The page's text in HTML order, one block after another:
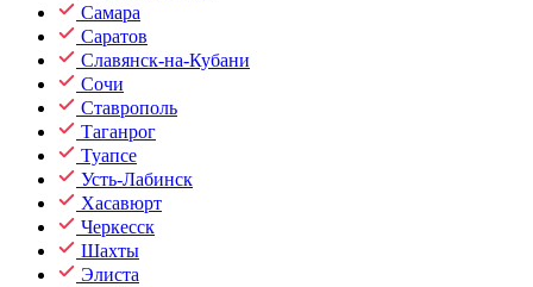
Самара
Саратов
Славянск-на-Кубани
Сочи
Ставрополь
Таганрог
Туапсе
Усть-Лабинск
Хасавюрт
Черкесск
Шахты
Элиста